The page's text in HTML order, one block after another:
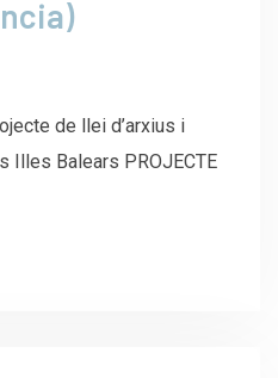
de llei d’arxius i
Illes Balears PROJECTE